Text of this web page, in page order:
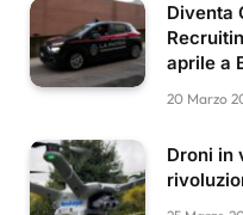
Diventa
aprile a
20 Marzo
Droni in